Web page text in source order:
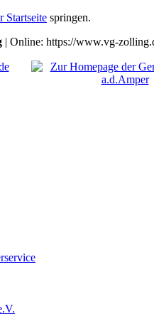
Startseite springen.
| Online: https://www.vg-